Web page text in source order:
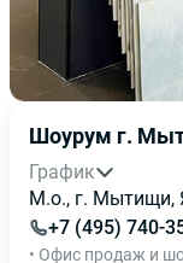
Шоурум г.
График
М.о., г. Мытищи,
+7 (495) 740-
• Офис продаж и